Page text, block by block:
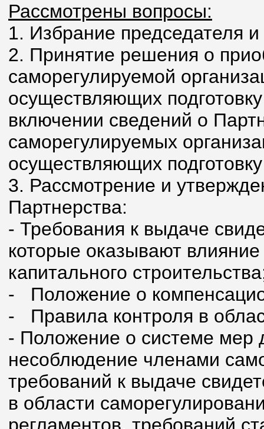
Рассмотрены вопросы:
1. Избрание председателя
2. Принятие решения о
саморегулируемой
осуществляющих
включении сведений о
саморегулируемых
осуществляющих
3. Рассмотрение и
Партнерства:
- Требования к выдаче
которые оказывают
капитального
- Положение о
- Правила контроля в
- Положение о системе мер
несоблюдение членами
требований к выдаче
в области